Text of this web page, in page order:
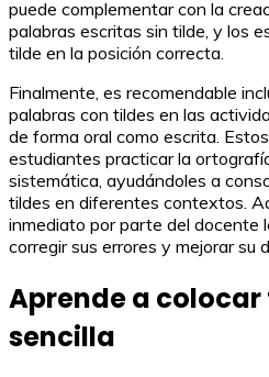
puede complementar con la
palabras escritas sin tilde, y los
tilde en la posición correcta.
Finalmente, es recomendable
palabras con tildes en las
de forma oral como escrita.
estudiantes practicar la
sistemática, ayudándoles a
tildes en diferentes contextos.
inmediato por parte del docente
corregir sus errores y mejorar su
Aprende a
sencilla